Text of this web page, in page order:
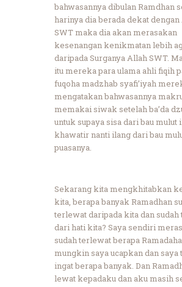
bahwasannya dibulan Ramdhan
harinya dia berada dekat
SWT maka dia akan merasakan
kesenangan kenikmatan lebih
daripada Surganya Allah SWT.
itu mereka para ulama ahli fiqih
fuqoha madzhab syafi’iyah
mengatakan bahwasannya
memakai siwak setelah ba’da
untuk supaya sisa dari bau mulut
khawatir nanti ilang dari bau
puasanya.
Sekarang kita mengkhitabkan
kita, berapa banyak Ramadhan
terlewat daripada kita dan
dari hati kita? Saya sendiri
sudah terlewat berapa
mungkin saya ucapkan dan saya
ingat berapa banyak. Dan
lewat kepadaku dan aku masih